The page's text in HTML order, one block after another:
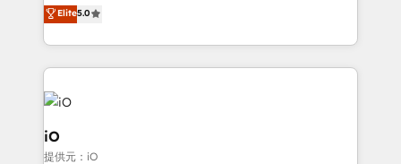
management to drive measurable results. As part of
the fast-growing Siloy Group, we unite more than
250+ HubSpot experts across Europe – ready to
build a CRM architecture optimized to support your
business goals. Talk to us if you’re looking to: -
Connect marketing, sales and operations around one
reliable source of truth - Unlock the full value of your
Elite5.0
iO
提供元：iO